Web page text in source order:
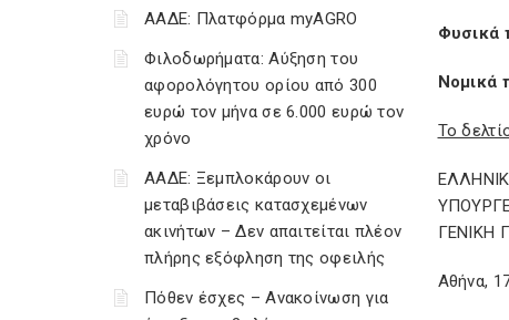
ΑΑΔΕ: Πλατφόρμα myAGRO
Φιλοδωρήματα: Αύξηση του
αφορολόγητου ορίου από 300
ευρώ τον μήνα σε 6.000 ευρώ τον
χρόνο
ΑΑΔΕ: Ξεμπλοκάρουν οι
μεταβιβάσεις κατασχεμένων
ακινήτων – Δεν απαιτείται πλέον
πλήρης εξόφληση της οφειλής
Πόθεν έσχες – Ανακοίνωση για
Φυσικά
Νομικά
Το
ΓΕΝΙΚΗ
Αθήνα,